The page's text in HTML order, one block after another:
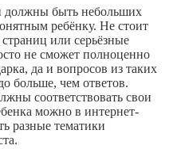
должны быть небольших
ребёнку. Не стоит
или серьёзные
не сможет полноценно
да и вопросов из таких
больше, чем ответов.
соответствовать свои
можно в интернет-
разные тематики